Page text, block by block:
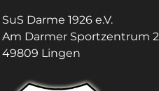
SuS Darme 1926 e.V.
Am Darmer Sportzentrum 2
49809 Lingen